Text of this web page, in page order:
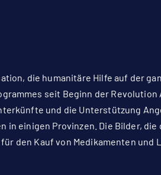
die humanitäre Hilfe auf der
seit Beginn der
und die Unterstützung
einigen Provinzen. Die Bilder,
den Kauf von Medikamenten